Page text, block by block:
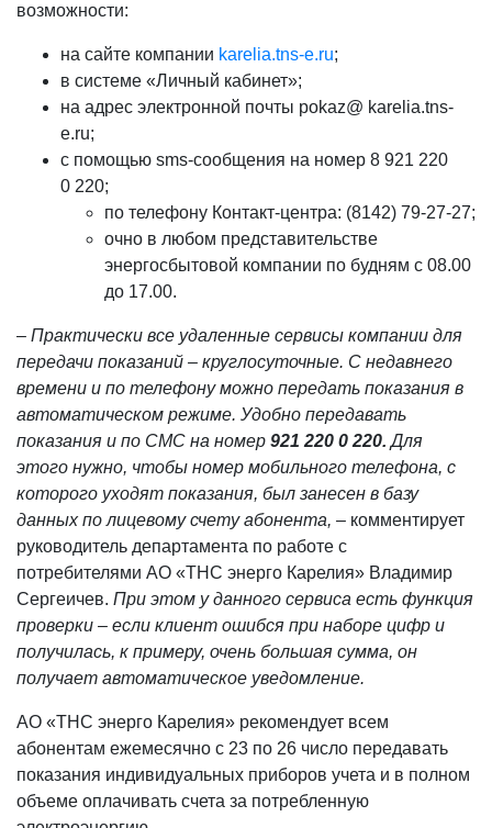
возможности:
на сайте компании karelia.tns-e.ru;
в системе «Личный кабинет»;
на адрес электронной почты pokaz@ karelia.tns-
e.ru;
с помощью sms-сообщения на номер 8 921 220
0 220;
по телефону Контакт-центра: (8142) 79-27-27;
очно в любом представительстве
энергосбытовой компании по будням с 08.00
до 17.00.
– Практически все удаленные сервисы компании для
передачи показаний – круглосуточные. С недавнего
времени и по телефону можно передать показания в
автоматическом режиме. Удобно передавать
показания и по СМС на номер 921 220 0 220.Для
этого нужно, чтобы номер мобильного телефона, с
которого уходят показания, был занесен в базу
данных по лицевому счету абонента, – комментирует
руководитель департамента по работе с
потребителями АО «ТНС энерго Карелия» Владимир
Сергеичев. При этом у данного сервиса есть функция
проверки – если клиент ошибся при наборе цифр и
получилась, к примеру, очень большая сумма, он
получает автоматическое уведомление.
АО «ТНС энерго Карелия» рекомендует всем
абонентам ежемесячно с 23 по 26 число передавать
показания индивидуальных приборов учета и в полном
объеме оплачивать счета за потребленную